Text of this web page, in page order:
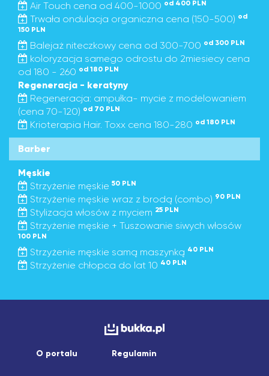
Air Touch cena od 400-1000 od 400 PLN
Trwała ondulacja organiczna cena (150-500) od
150 PLN
Balejaż niteczkowy cena od 300-700 od 300 PLN
koloryzacja samego odrostu do 2miesiecy cena
od 180 - 260 od 180 PLN
Regeneracja - keratyny
Regeneracja: ampułka- mycie z modelowaniem
(cena 70-120) od 70 PLN
Krioterapia Hair. Toxx cena 180-280 od 180 PLN
Barber
Męskie
Strzyżenie męskie 50 PLN
Strzyżenie męskie wraz z brodą (combo) 90 PLN
Stylizacja włosów z myciem 25 PLN
Strzyżenie męskie + Tuszowanie siwych włosów
100 PLN
Strzyżenie męskie samą maszynką 40 PLN
Strzyżenie chłopca do lat 10 40 PLN
O portalu Regulamin